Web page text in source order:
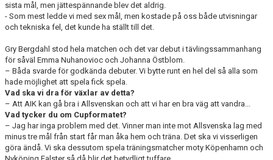
sista mål, men jättespännande blev det aldrig.
- Som mest ledde vi med sex mål, men kostade på oss både utvisningar
och tekniska fel, det kunde ha ställt till det.
Gry Bergdahl stod hela matchen och det var debut i tävlingssammanhang
för såväl Emma Nuhanovioc och Johanna Östblom.
– Båda svarde för godkända debuter. Vi bytte runt en hel del så alla som
hade möjlighet att spela fick spela.
Vad ska vi dra för växlar av detta?
– Att AIK kan gå bra i Allsvenskan och att vi har en bra väg att vandra...
Vad tycker du om Cupformatet?
– Jag har inga problem med det. Vinner man inte mot Allsvenska lag med
minus tre mål från start får man åka hem och träna. Det ska vi visserligen
göra ändå. Vi ska dessutom spela träningsmatcher moty Köpenhamn och